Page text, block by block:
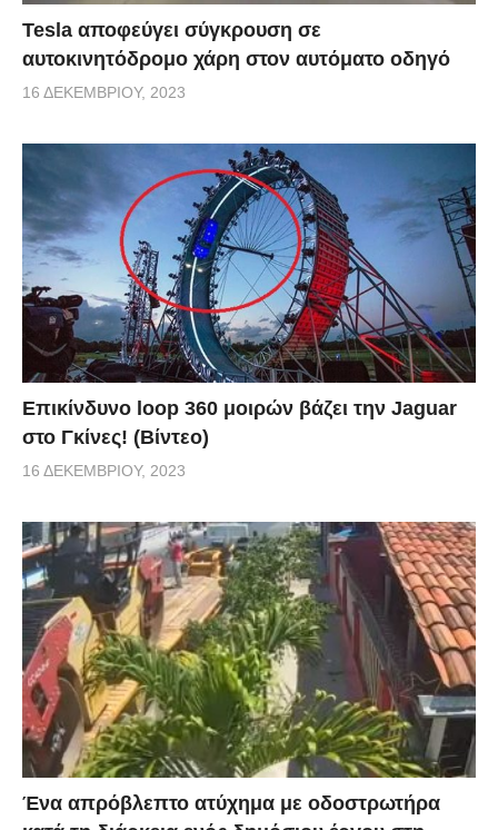
Tesla αποφεύγει σύγκρουση σε
αυτοκινητόδρομο χάρη στον αυτόματο οδηγό
16 ΔΕΚΕΜΒΡΊΟΥ, 2023
Επικίνδυνο loop 360 μοιρών βάζει την Jaguar
στο Γκίνες! (Βίντεο)
16 ΔΕΚΕΜΒΡΊΟΥ, 2023
Ένα απρόβλεπτο ατύχημα με οδοστρωτήρα